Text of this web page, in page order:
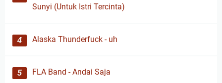
Sunyi (Untuk Istri Tercinta)
Alaska Thunderfuck - uh
FLA Band - Andai Saja